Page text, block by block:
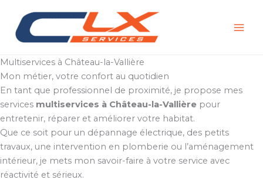
contenu
Multiservices à Château-la-Vallière
Mon métier, votre confort au quotidien
En tant que professionnel de proximité, je propose mes
services multiservices à Château-la-Vallière pour
entretenir, réparer et améliorer votre habitat.
Que ce soit pour un dépannage électrique, des petits
travaux, une intervention en plomberie ou l’aménagement
intérieur, je mets mon savoir-faire à votre service avec
réactivité et sérieux.